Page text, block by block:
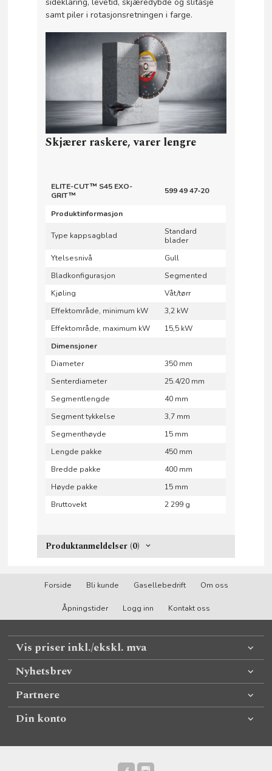
sideklaring, levetid, skjæredybde og slitasje
samt piler i rotasjonsretningen i farge.
Skjærer raskere, varer lengre
ELITE-CUT™ S45 EXO-
GRIT™
599 49 47‑20
Produktinformasjon
Type kappsagblad
Standard
blader
Ytelsesnivå
Gull
Bladkonfigurasjon
Segmented
Kjøling
Våt/tørr
Effektområde, minimum kW
3,2 kW
Effektområde, maximum kW
15,5 kW
Dimensjoner
Diameter
350 mm
Senterdiameter
25.4/20 mm
Segmentlengde
40 mm
Segment tykkelse
3,7 mm
Segmenthøyde
15 mm
Lengde pakke
450 mm
Bredde pakke
400 mm
Høyde pakke
15 mm
Bruttovekt
2 299 g
Produktanmeldelser (0)
Forside Bli kunde Gasellebedrift Om oss
Åpningstider Logg inn Kontakt oss
Vis priser inkl./ekskl. mva
Nyhetsbrev
Partnere
Din konto